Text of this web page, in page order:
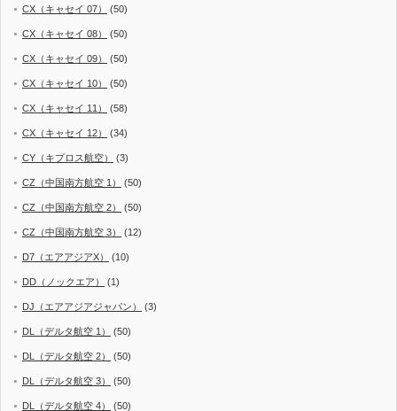
CX（キャセイ 07） (50)
CX（キャセイ 08） (50)
CX（キャセイ 09） (50)
CX（キャセイ 10） (50)
CX（キャセイ 11） (58)
CX（キャセイ 12） (34)
CY（キプロス航空） (3)
CZ（中国南方航空 1） (50)
CZ（中国南方航空 2） (50)
CZ（中国南方航空 3） (12)
D7（エアアジアX） (10)
DD（ノックエア） (1)
DJ（エアアジアジャパン） (3)
DL（デルタ航空 1） (50)
DL（デルタ航空 2） (50)
DL（デルタ航空 3） (50)
DL（デルタ航空 4） (50)